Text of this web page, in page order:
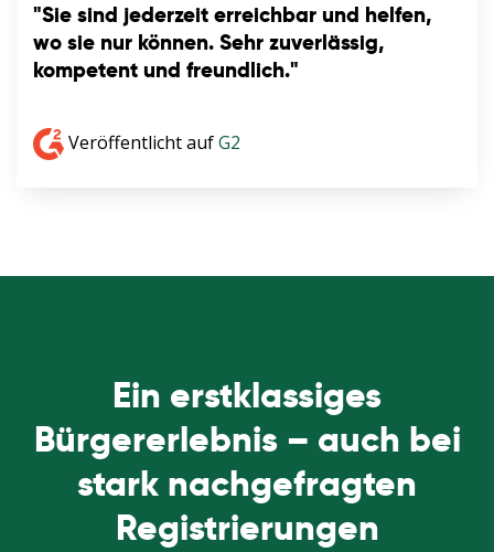
"Sie sind jederzeit erreichbar und helfen,
wo sie nur können. Sehr zuverlässig,
kompetent und freundlich."
Veröffentlicht aufG2
Ein erstklassiges
Bürgererlebnis – auch bei
stark nachgefragten
Registrierungen